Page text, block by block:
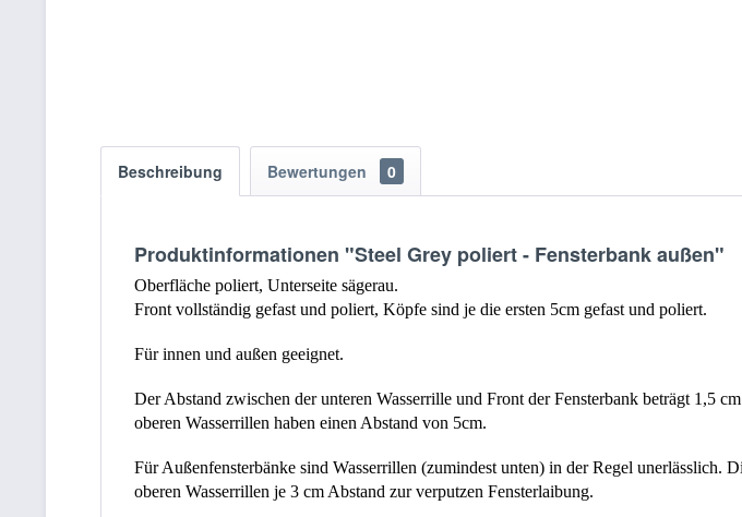
Beschreibung Bewertungen 0
Produktinformationen "Steel Grey poliert - Fensterbank außen"
Oberfläche poliert, Unterseite sägerau.
Front vollständig gefast und poliert, Köpfe sind je die ersten 5cm gefast und poliert.
Für innen und außen geeignet.
Der Abstand zwischen der unteren Wasserrille und Front der Fensterbank beträgt 1,5
oberen Wasserrillen haben einen Abstand von 5cm.
Für Außenfensterbänke sind Wasserrillen (zumindest unten) in der Regel unerlässlich.
oberen Wasserrillen je 3 cm Abstand zur verputzen Fensterlaibung.